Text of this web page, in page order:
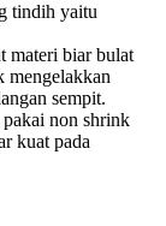
tindih yaitu
materi biar bulat
mengelakkan
sempit.
pakai non shrink
kuat pada